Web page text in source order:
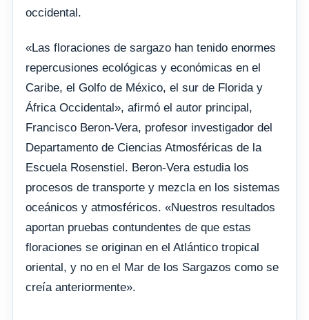
occidental.
«Las floraciones de sargazo han tenido enormes
repercusiones ecológicas y económicas en el
Caribe, el Golfo de México, el sur de Florida y
África Occidental», afirmó el autor principal,
Francisco Beron-Vera, profesor investigador del
Departamento de Ciencias Atmosféricas de la
Escuela Rosenstiel. Beron-Vera estudia los
procesos de transporte y mezcla en los sistemas
oceánicos y atmosféricos. «Nuestros resultados
aportan pruebas contundentes de que estas
floraciones se originan en el Atlántico tropical
oriental, y no en el Mar de los Sargazos como se
creía anteriormente».